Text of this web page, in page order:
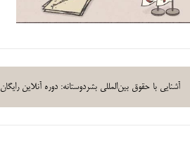
آشنایی با حقوق بین‌المللی بشردوستانه: دوره آنلاین رایگان